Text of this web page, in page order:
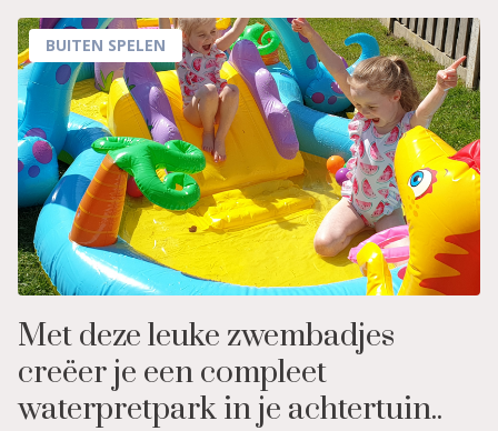
BUITEN SPELEN
Met deze leuke zwembadjes
creëer je een compleet
waterpretpark in je achtertuin..